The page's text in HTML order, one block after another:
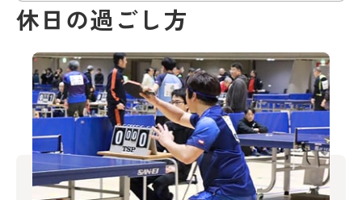
休日の過ごし方